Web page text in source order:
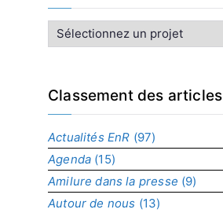
n
x
r
p
r
o
j
Classement des articles
Actualités EnR (97)
Agenda (15)
Amilure dans la presse (9)
Autour de nous (13)